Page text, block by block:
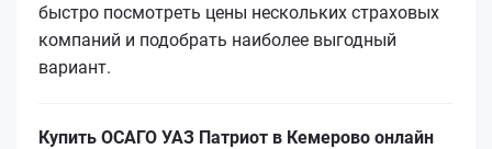
быстро посмотреть цены нескольких страховых
компаний и подобрать наиболее выгодный
вариант.
Купить ОСАГО УАЗ Патриот в Кемерово онлайн